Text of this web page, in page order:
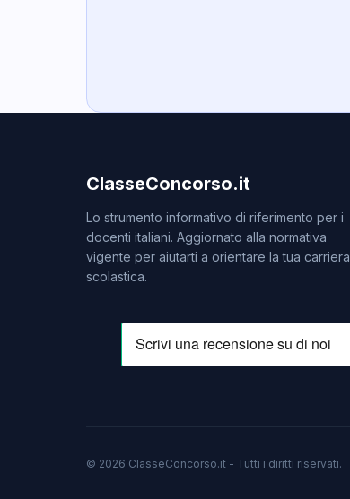
ClasseConcorso.it
Lo strumento informativo di riferimento per i
docenti italiani. Aggiornato alla normativa
vigente per aiutarti a orientare la tua carriera
scolastica.
© 2026 ClasseConcorso.it - Tutti i diritti riservati.